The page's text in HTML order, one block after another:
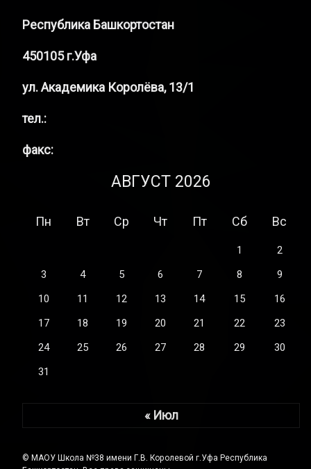
Республика Башкортостан
450105 г.Уфа
ул. Академика Королёва, 13/1
тел.:
факс:
АВГУСТ 2026
Пн Вт Ср Чт Пт Сб Вс
1
2
3
4 5 6 7 8
9
10
11 12 13 14 15
16
17
18 19 20 21 22
23
24
25 26 27 28 29
30
31
« Июл
© МАОУ Школа №38 имени Г.В. Королевой г.Уфа Республика